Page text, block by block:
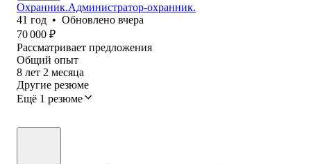
Охранник.Администратор-охранник.
41 год • Обновлено вчера
70 000 ₽
Рассматривает предложения
Общий опыт
8 лет 2 месяца
Другие резюме
Ещё 1 резюме